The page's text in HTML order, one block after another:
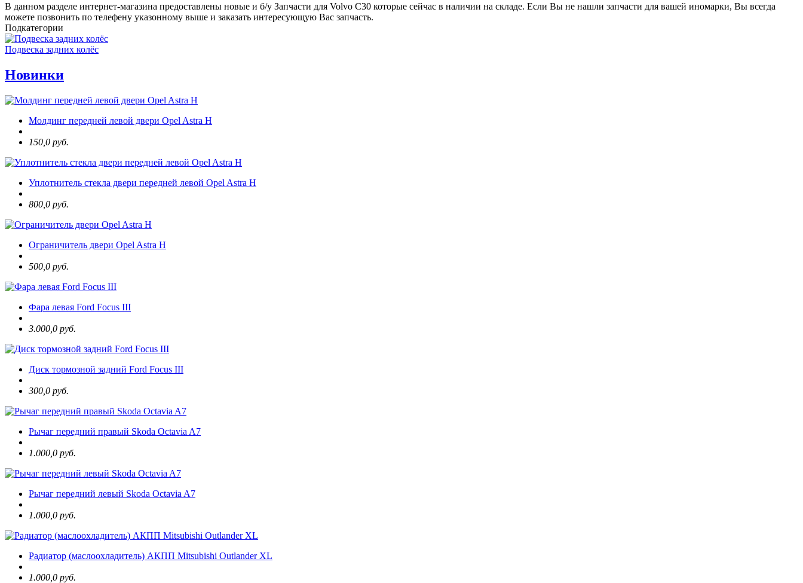
В данном разделе интернет-магазина предоставлены новые и б/у Запчасти для Volvo C30 которые сейчас в наличии на складе. Если Вы не нашли запчасти для вашей иномарки, Вы всегда
можете позвонить по телефену указонному выше и заказать интересующую Вас запчасть.
Подкатегории
Подвеска задних колёс
Новинки
Молдинг передней левой двери Opel Astra H
150,0 руб.
Уплотнитель стекла двери передней левой Opel Astra H
800,0 руб.
Ограничитель двери Opel Astra H
500,0 руб.
Фара левая Ford Focus III
3.000,0 руб.
Диск тормозной задний Ford Focus III
300,0 руб.
Рычаг передний правый Skoda Octavia A7
1.000,0 руб.
Рычаг передний левый Skoda Octavia A7
1.000,0 руб.
Радиатор (маслоохладитель) АКПП Mitsubishi Outlander XL
1.000,0 руб.